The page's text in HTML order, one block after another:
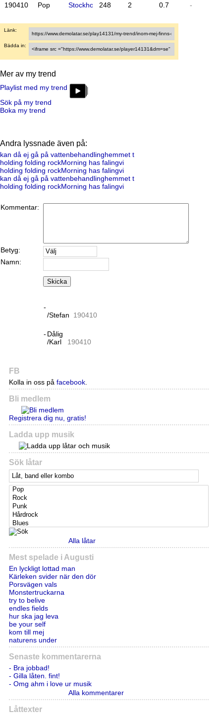
190410 Pop Stockholm248 2 0.7 -
Länk:
Bädda in:
Mer av my trend
Playlist med my trend
Sök på my trend
Boka my trend
Andra lyssnade även på:
kan då ej gå på vattenbehandlinghemmet t
holding folding rockMorning has falingvi
holding folding rockMorning has falingvi
kan då ej gå på vattenbehandlinghemmet t
holding folding rockMorning has falingvi
Kommentar:
Betyg:
Namn:
Skicka
-
/Stefan
190410
- Dålig
/Karl
190410
FB
Kolla in oss på facebook.
Bli medlem
Registrera dig nu, gratis!
Ladda upp musik
Sök låtar
Alla låtar
Mest spelade i Augusti
En lyckligt lottad man
Kärleken svider när den dör
Porsvägen vals
Monstertruckarna
try to belive
endles fields
hur ska jag leva
be your self
kom till mej
naturens under
Senaste kommentarerna
- Bra jobbad!
- Gilla låten. fint!
- Omg ahm i love ur musik
Alla kommentarer
Låttexter